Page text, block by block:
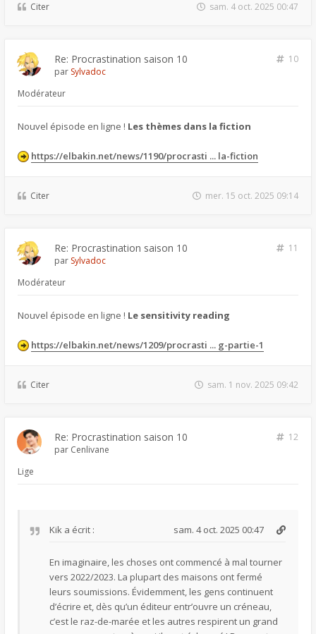
Citer sam. 4 oct. 2025 00:47
Re: Procrastination saison 10
10
par Sylvadoc
Modérateur
Nouvel épisode en ligne ! Les thèmes dans la fiction
https://elbakin.net/news/1190/procrasti ... la-fiction
Citer mer. 15 oct. 2025 09:14
Re: Procrastination saison 10
11
par Sylvadoc
Modérateur
Nouvel épisode en ligne ! Le sensitivity reading
https://elbakin.net/news/1209/procrasti ... g-partie-1
Citer sam. 1 nov. 2025 09:42
Re: Procrastination saison 10
12
par Cenlivane
Lige
Kik a écrit : sam. 4 oct. 2025 00:47
En imaginaire, les choses ont commencé à mal tourner
vers 2022/2023. La plupart des maisons ont fermé
leurs soumissions. Évidemment, les gens continuent
d’écrire et, dès qu’un éditeur entr’ouvre un créneau,
c’est le raz-de-marée et les autres respirent un grand